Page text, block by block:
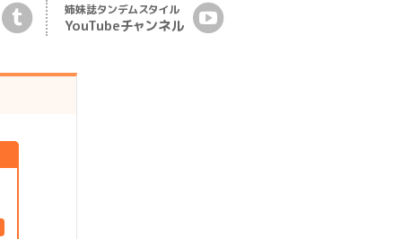
姉妹誌タンデムスタイル
YouTubeチャンネル